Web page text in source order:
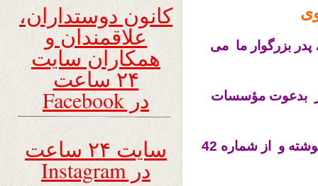
پدر بزرگوار ما می
بدعوت مؤسسات
( اطلاعات و کیهان ) از کابل به تهران رفته بودند نوشته و از شماره 42
کانون دوستداران،
علاقمندان و
همکاران سایت
۲۴ ساعت
در Facebook
سایت ۲۴ ساعت
در Instagram